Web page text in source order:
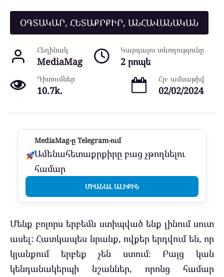
ՕԳՏԱԿԱՐ, ՀԵՏԱՔՐՔԻՐ, ԱՆՀԱՎԱՆԱԿԱՆ
Հեղինակ
MediaMag
Կարդալու տևողությունը
2 րոպե
Դիտումներ
10.7k.
Հր․ ամսաթիվ
02/02/2024
MediaMag-ը Telegram-ում
Ամենահետաքրքիրը բաց չթողնելու
համար
ՄԻԱՆԱԼ ԱԼԻՔԻՆ
Մենք բոլորս երբեմն ստիպված ենք լինում սուտ
ասել: Հատկապես նրանք, ովքեր երդվում են, որ
կյանքում երբեք չեն ստում։ Բայց կան
կենդանակերպի նշաններ, որոնց համար